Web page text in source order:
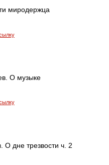
миродержца
О музыке
О дне трезвости ч. 2